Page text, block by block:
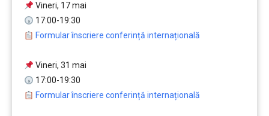
Vineri, 17 mai
17:00-19:30
Formular înscriere conferință internațională
Vineri, 31 mai
17:00-19:30
Formular înscriere conferință internațională